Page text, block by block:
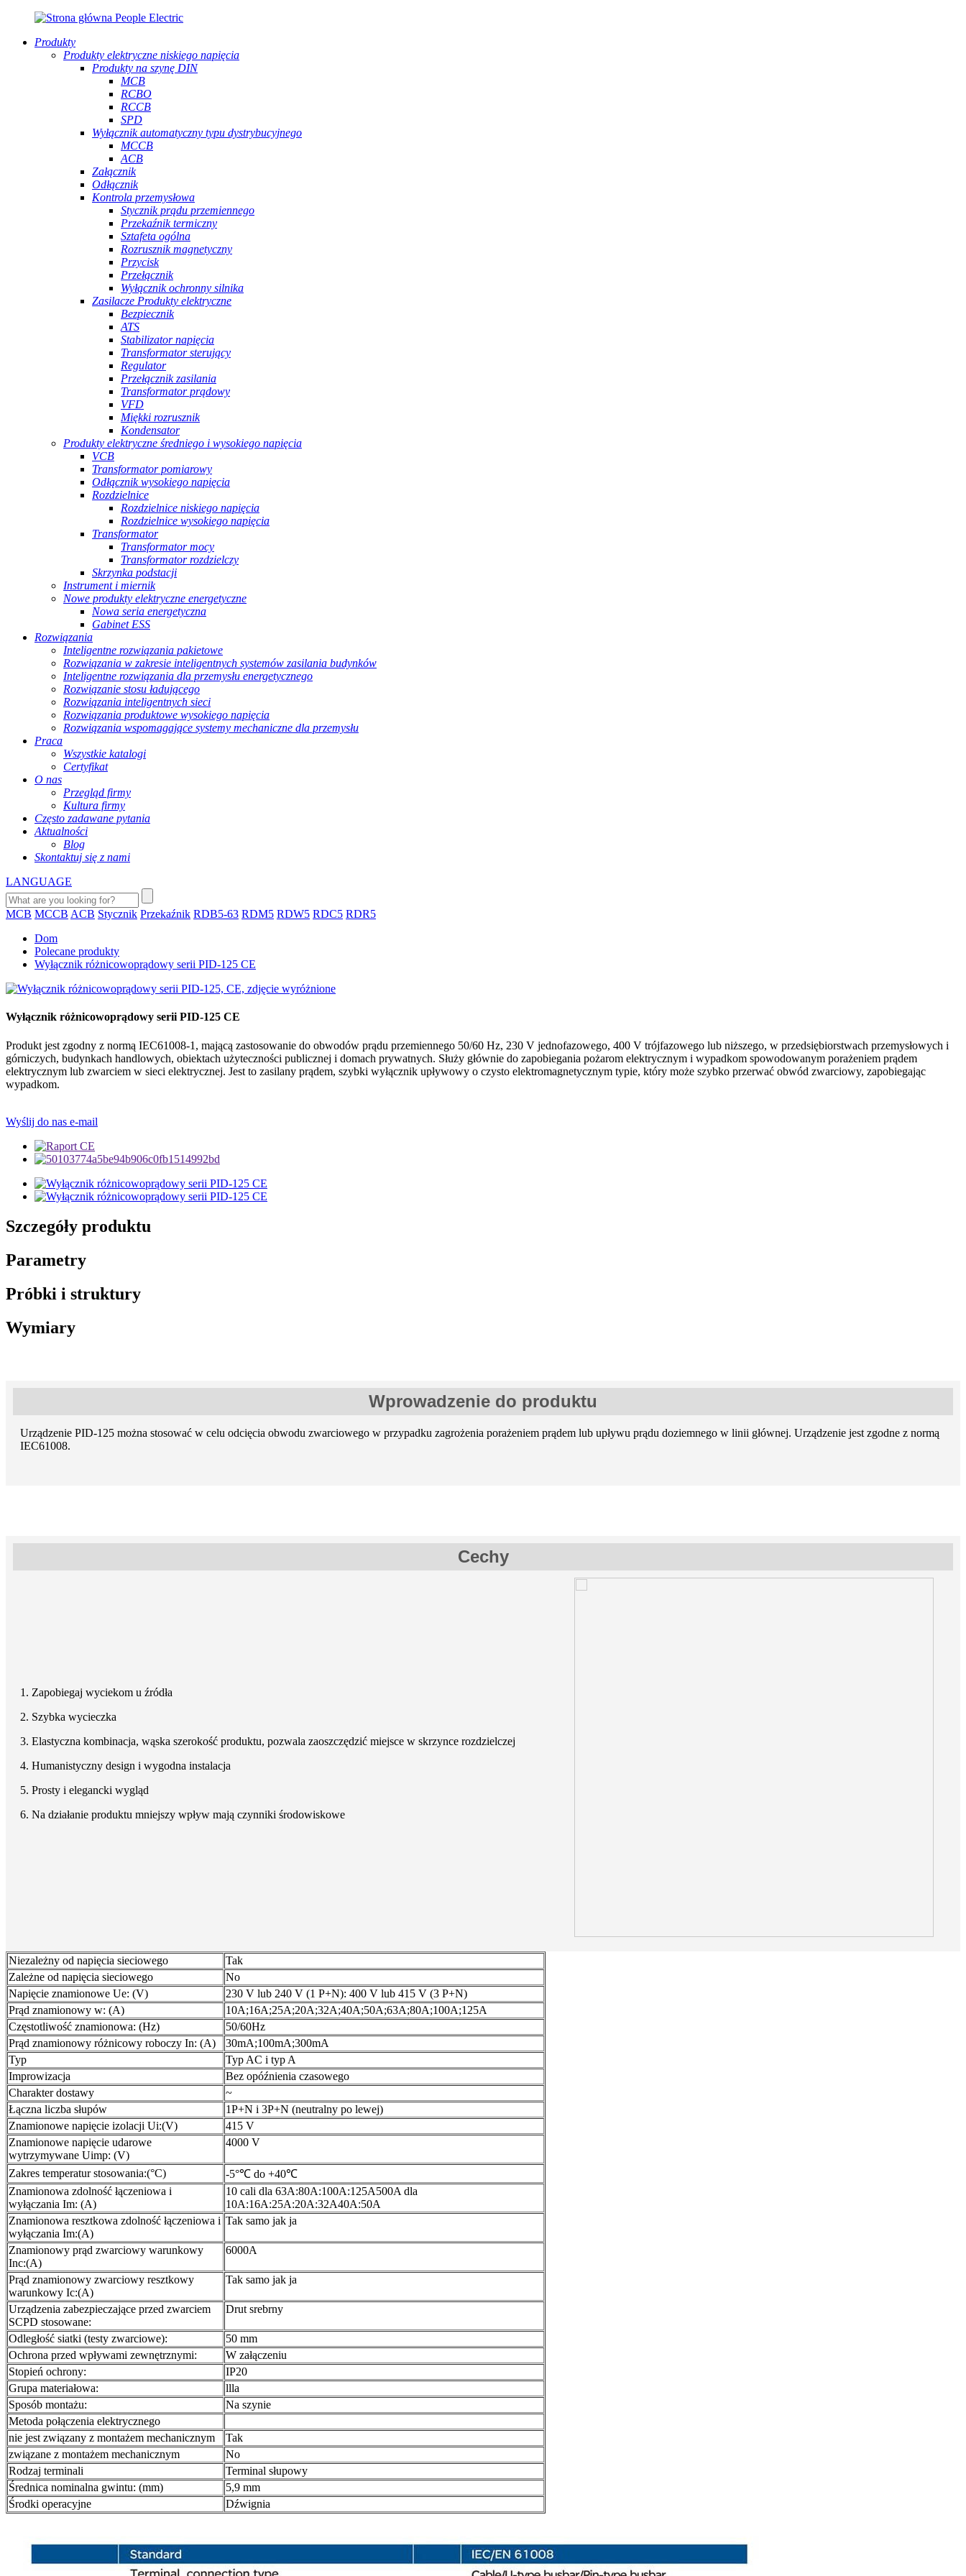
Produkty
Produkty elektryczne niskiego napięcia
Produkty na szynę DIN
MCB
RCBO
RCCB
SPD
Wyłącznik automatyczny typu dystrybucyjnego
MCCB
ACB
Załącznik
Odłącznik
Kontrola przemysłowa
Stycznik prądu przemiennego
Przekaźnik termiczny
Sztafeta ogólna
Rozrusznik magnetyczny
Przycisk
Przełącznik
Wyłącznik ochronny silnika
Zasilacze Produkty elektryczne
Bezpiecznik
ATS
Stabilizator napięcia
Transformator sterujący
Regulator
Przełącznik zasilania
Transformator prądowy
VFD
Miękki rozrusznik
Kondensator
Produkty elektryczne średniego i wysokiego napięcia
VCB
Transformator pomiarowy
Odłącznik wysokiego napięcia
Rozdzielnice
Rozdzielnice niskiego napięcia
Rozdzielnice wysokiego napięcia
Transformator
Transformator mocy
Transformator rozdzielczy
Skrzynka podstacji
Instrument i miernik
Nowe produkty elektryczne energetyczne
Nowa seria energetyczna
Gabinet ESS
Rozwiązania
Inteligentne rozwiązania pakietowe
Rozwiązania w zakresie inteligentnych systemów zasilania budynków
Inteligentne rozwiązania dla przemysłu energetycznego
Rozwiązanie stosu ładującego
Rozwiązania inteligentnych sieci
Rozwiązania produktowe wysokiego napięcia
Rozwiązania wspomagające systemy mechaniczne dla przemysłu
Praca
Wszystkie katalogi
Certyfikat
O nas
Przegląd firmy
Kultura firmy
Często zadawane pytania
Aktualności
Blog
Skontaktuj się z nami
LANGUAGE
MCB MCCB ACB Stycznik Przekaźnik RDB5-63 RDM5 RDW5 RDC5 RDR5
Dom
Polecane produkty
Wyłącznik różnicowoprądowy serii PID-125 CE
Wyłącznik różnicowoprądowy serii PID-125 CE
Produkt jest zgodny z normą IEC61008-1, mającą zastosowanie do obwodów prądu przemiennego 50/60 Hz, 230 V jednofazowego, 400 V trójfazowego lub niższego, w przedsiębiorstwach przemysłowych i
górniczych, budynkach handlowych, obiektach użyteczności publicznej i domach prywatnych. Służy głównie do zapobiegania pożarom elektrycznym i wypadkom spowodowanym porażeniem prądem
elektrycznym lub zwarciem w sieci elektrycznej. Jest to zasilany prądem, szybki wyłącznik upływowy o czysto elektromagnetycznym typie, który może szybko przerwać obwód zwarciowy, zapobiegając
wypadkom.
Wyślij do nas e-mail
Szczegóły produktu
Parametry
Próbki i struktury
Wymiary
Wprowadzenie do produktu
Urządzenie PID-125 można stosować w celu odcięcia obwodu zwarciowego w przypadku zagrożenia porażeniem prądem lub upływu prądu doziemnego w linii głównej. Urządzenie jest zgodne z normą
IEC61008.
Cechy
1. Zapobiegaj wyciekom u źródła
2. Szybka wycieczka
3. Elastyczna kombinacja, wąska szerokość produktu, pozwala zaoszczędzić miejsce w skrzynce rozdzielczej
4. Humanistyczny design i wygodna instalacja
5. Prosty i elegancki wygląd
6. Na działanie produktu mniejszy wpływ mają czynniki środowiskowe
Niezależny od napięcia sieciowego
Tak
Zależne od napięcia sieciowego
No
Napięcie znamionowe Ue: (V)
230 V lub 240 V (1 P+N): 400 V lub 415 V (3 P+N)
Prąd znamionowy w: (A)
10A;16A;25A;20A;32A;40A;50A;63A;80A;100A;125A
Częstotliwość znamionowa: (Hz)
50/60Hz
Prąd znamionowy różnicowy roboczy In: (A)
30mA;100mA;300mA
Typ
Typ AC i typ A
Improwizacja
Bez opóźnienia czasowego
Charakter dostawy
~
Łączna liczba słupów
1P+N i 3P+N (neutralny po lewej)
Znamionowe napięcie izolacji Ui:(V)
415 V
Znamionowe napięcie udarowe
wytrzymywane Uimp: (V)
4000 V
Zakres temperatur stosowania:(°C)
-5°℃ do +40℃
Znamionowa zdolność łączeniowa i
wyłączania Im: (A)
10 cali dla 63A:80A:100A:125A500A dla
10A:16A:25A:20A:32A40A:50A
Znamionowa resztkowa zdolność łączeniowa i
wyłączania Im:(A)
Tak samo jak ja
Znamionowy prąd zwarciowy warunkowy
Inc:(A)
6000A
Prąd znamionowy zwarciowy resztkowy
warunkowy Ic:(A)
Tak samo jak ja
Urządzenia zabezpieczające przed zwarciem
SCPD stosowane:
Drut srebrny
Odległość siatki (testy zwarciowe):
50 mm
Ochrona przed wpływami zewnętrznymi:
W załączeniu
Stopień ochrony:
IP20
Grupa materiałowa:
llla
Sposób montażu:
Na szynie
Metoda połączenia elektrycznego
nie jest związany z montażem mechanicznym
Tak
związane z montażem mechanicznym
No
Rodzaj terminali
Terminal słupowy
Średnica nominalna gwintu: (mm)
5,9 mm
Środki operacyjne
Dźwignia